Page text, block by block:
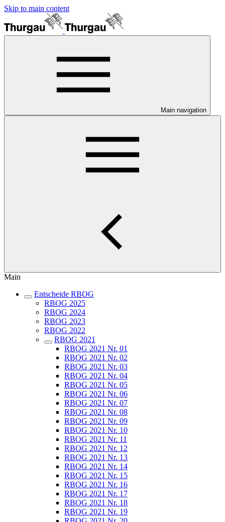
Skip to main content
Main navigation
Main
Entscheide RBOG
RBOG 2025
RBOG 2024
RBOG 2023
RBOG 2022
RBOG 2021
RBOG 2021 Nr. 01
RBOG 2021 Nr. 02
RBOG 2021 Nr. 03
RBOG 2021 Nr. 04
RBOG 2021 Nr. 05
RBOG 2021 Nr. 06
RBOG 2021 Nr. 07
RBOG 2021 Nr. 08
RBOG 2021 Nr. 09
RBOG 2021 Nr. 10
RBOG 2021 Nr. 11
RBOG 2021 Nr. 12
RBOG 2021 Nr. 13
RBOG 2021 Nr. 14
RBOG 2021 Nr. 15
RBOG 2021 Nr. 16
RBOG 2021 Nr. 17
RBOG 2021 Nr. 18
RBOG 2021 Nr. 19